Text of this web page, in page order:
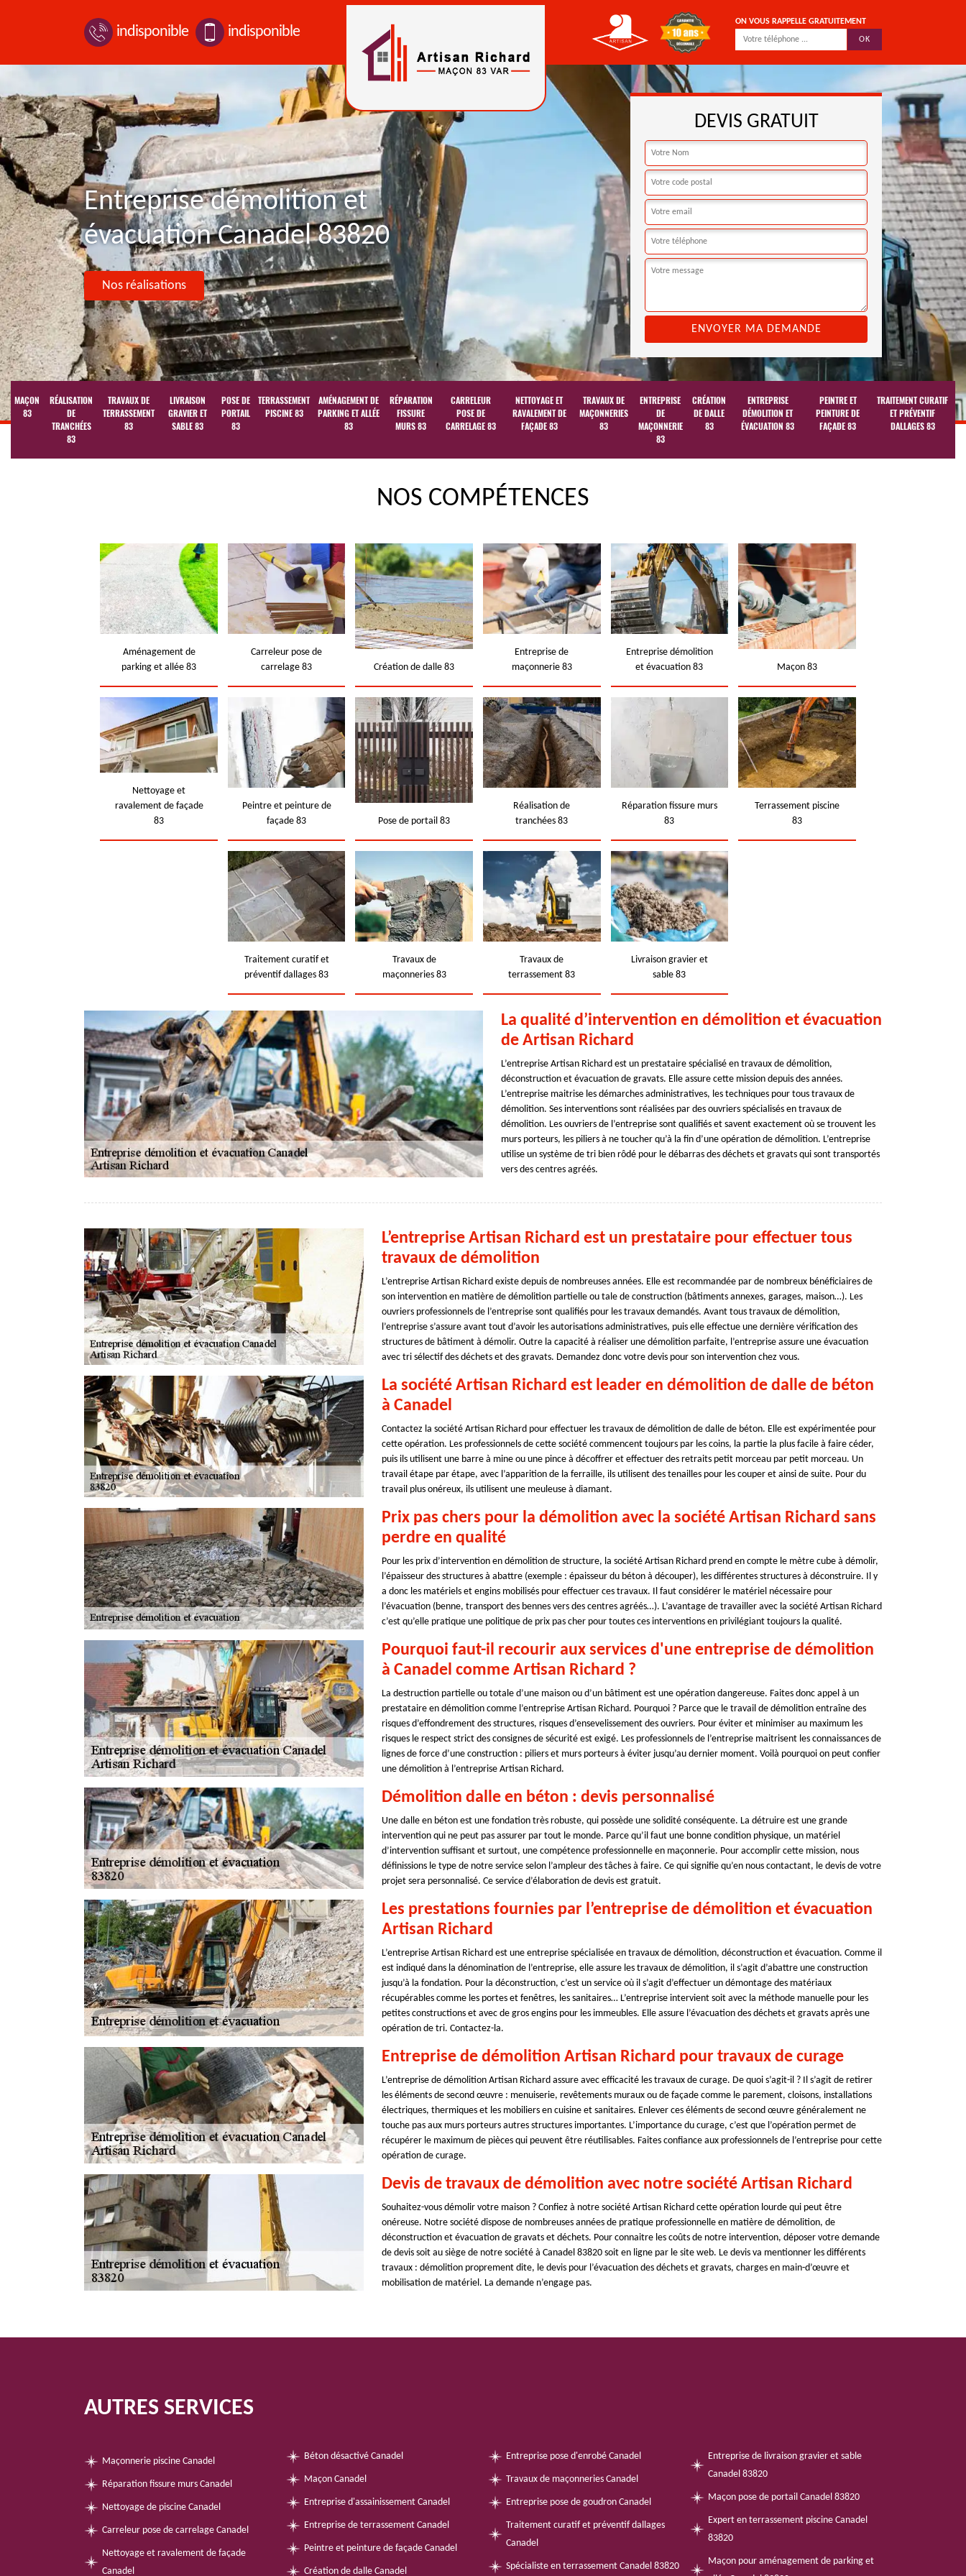
indisponible indisponible
ON VOUS RAPPELLE GRATUITEMENT
Entreprise démolition et
évacuation Canadel 83820
Nos réalisations
DEVIS GRATUIT
MAÇON
83
RÉALISATION
DE
TRANCHÉES
83
TRAVAUX DE
TERRASSEMENT
83
LIVRAISON
GRAVIER ET
SABLE 83
POSE DE
PORTAIL
83
TERRASSEMENT
PISCINE 83
AMÉNAGEMENT DE
PARKING ET ALLÉE
83
RÉPARATION
FISSURE
MURS 83
CARRELEUR
POSE DE
CARRELAGE 83
NETTOYAGE ET
RAVALEMENT DE
FAÇADE 83
TRAVAUX DE
MAÇONNERIES
83
ENTREPRISE
DE
MAÇONNERIE
83
CRÉATION
DE DALLE
83
ENTREPRISE
DÉMOLITION ET
ÉVACUATION 83
PEINTRE ET
PEINTURE DE
FAÇADE 83
TRAITEMENT CURATIF
ET PRÉVENTIF
DALLAGES 83
NOS COMPÉTENCES
Aménagement de
parking et allée 83
Carreleur pose de
carrelage 83
Création de dalle 83
Entreprise de
maçonnerie 83
Entreprise démolition
et évacuation 83
Maçon 83
Nettoyage et
ravalement de façade
83
Peintre et peinture de
façade 83
Pose de portail 83
Réalisation de
tranchées 83
Réparation fissure murs
83
Terrassement piscine
83
Traitement curatif et
préventif dallages 83
Travaux de
maçonneries 83
Travaux de
terrassement 83
Livraison gravier et
sable 83
La qualité d’intervention en démolition et évacuation
de Artisan Richard
L’entreprise Artisan Richard est un prestataire spécialisé en travaux de démolition,
déconstruction et évacuation de gravats. Elle assure cette mission depuis des années.
L’entreprise maitrise les démarches administratives, les techniques pour tous travaux de
démolition. Ses interventions sont réalisées par des ouvriers spécialisés en travaux de
démolition. Les ouvriers de l’entreprise sont qualifiés et savent exactement où se trouvent les
murs porteurs, les piliers à ne toucher qu’à la fin d’une opération de démolition. L’entreprise
utilise un système de tri bien rôdé pour le débarras des déchets et gravats qui sont transportés
vers des centres agréés.
L’entreprise Artisan Richard est un prestataire pour effectuer tous
travaux de démolition
L’entreprise Artisan Richard existe depuis de nombreuses années. Elle est recommandée par de nombreux bénéficiaires de
son intervention en matière de démolition partielle ou tale de construction (bâtiments annexes, garages, maison…). Les
ouvriers professionnels de l’entreprise sont qualifiés pour les travaux demandés. Avant tous travaux de démolition,
l’entreprise s’assure avant tout d’avoir les autorisations administratives, puis elle effectue une dernière vérification des
structures de bâtiment à démolir. Outre la capacité à réaliser une démolition parfaite, l’entreprise assure une évacuation
avec tri sélectif des déchets et des gravats. Demandez donc votre devis pour son intervention chez vous.
La société Artisan Richard est leader en démolition de dalle de béton
à Canadel
Contactez la société Artisan Richard pour effectuer les travaux de démolition de dalle de béton. Elle est expérimentée pour
cette opération. Les professionnels de cette société commencent toujours par les coins, la partie la plus facile à faire céder,
puis ils utilisent une barre à mine ou une pince à décoffrer et effectuer des retraits petit morceau par petit morceau. Un
travail étape par étape, avec l’apparition de la ferraille, ils utilisent des tenailles pour les couper et ainsi de suite. Pour du
travail plus onéreux, ils utilisent une meuleuse à diamant.
Prix pas chers pour la démolition avec la société Artisan Richard sans
perdre en qualité
Pour les prix d’intervention en démolition de structure, la société Artisan Richard prend en compte le mètre cube à démolir,
l’épaisseur des structures à abattre (exemple : épaisseur du béton à découper), les différentes structures à déconstruire. Il y
a donc les matériels et engins mobilisés pour effectuer ces travaux. Il faut considérer le matériel nécessaire pour
l’évacuation (benne, transport des bennes vers des centres agréés…). L’avantage de travailler avec la société Artisan Richard
c’est qu’elle pratique une politique de prix pas cher pour toutes ces interventions en privilégiant toujours la qualité.
Pourquoi faut-il recourir aux services d'une entreprise de démolition
à Canadel comme Artisan Richard ?
La destruction partielle ou totale d’une maison ou d’un bâtiment est une opération dangereuse. Faites donc appel à un
prestataire en démolition comme l’entreprise Artisan Richard. Pourquoi ? Parce que le travail de démolition entraîne des
risques d’effondrement des structures, risques d’ensevelissement des ouvriers. Pour éviter et minimiser au maximum les
risques le respect strict des consignes de sécurité est exigé. Les professionnels de l’entreprise maitrisent les connaissances de
lignes de force d’une construction : piliers et murs porteurs à éviter jusqu’au dernier moment. Voilà pourquoi on peut confier
une démolition à l’entreprise Artisan Richard.
Démolition dalle en béton : devis personnalisé
Une dalle en béton est une fondation très robuste, qui possède une solidité conséquente. La détruire est une grande
intervention qui ne peut pas assurer par tout le monde. Parce qu’il faut une bonne condition physique, un matériel
d’intervention suffisant et surtout, une compétence professionnelle en maçonnerie. Pour accomplir cette mission, nous
définissions le type de notre service selon l’ampleur des tâches à faire. Ce qui signifie qu’en nous contactant, le devis de votre
projet sera personnalisé. Ce service d’élaboration de devis est gratuit.
Les prestations fournies par l’entreprise de démolition et évacuation
Artisan Richard
L’entreprise Artisan Richard est une entreprise spécialisée en travaux de démolition, déconstruction et évacuation. Comme il
est indiqué dans la dénomination de l’entreprise, elle assure les travaux de démolition, il s’agit d’abattre une construction
jusqu’à la fondation. Pour la déconstruction, c’est un service où il s’agit d’effectuer un démontage des matériaux
récupérables comme les portes et fenêtres, les sanitaires… L’entreprise intervient soit avec la méthode manuelle pour les
petites constructions et avec de gros engins pour les immeubles. Elle assure l’évacuation des déchets et gravats après une
opération de tri. Contactez-la.
Entreprise de démolition Artisan Richard pour travaux de curage
L’entreprise de démolition Artisan Richard assure avec efficacité les travaux de curage. De quoi s’agit-il ? Il s’agit de retirer
les éléments de second œuvre : menuiserie, revêtements muraux ou de façade comme le parement, cloisons, installations
électriques, thermiques et les mobiliers en cuisine et sanitaires. Enlever ces éléments de second œuvre généralement ne
touche pas aux murs porteurs autres structures importantes. L’importance du curage, c’est que l’opération permet de
récupérer le maximum de pièces qui peuvent être réutilisables. Faites confiance aux professionnels de l’entreprise pour cette
opération de curage.
Devis de travaux de démolition avec notre société Artisan Richard
Souhaitez-vous démolir votre maison ? Confiez à notre société Artisan Richard cette opération lourde qui peut être
onéreuse. Notre société dispose de nombreuses années de pratique professionnelle en matière de démolition, de
déconstruction et évacuation de gravats et déchets. Pour connaitre les coûts de notre intervention, déposer votre demande
de devis soit au siège de notre société à Canadel 83820 soit en ligne par le site web. Le devis va mentionner les différents
travaux : démolition proprement dite, le devis pour l’évacuation des déchets et gravats, charges en main-d’œuvre et
mobilisation de matériel. La demande n’engage pas.
AUTRES SERVICES
Maçonnerie piscine Canadel
Réparation fissure murs Canadel
Nettoyage de piscine Canadel
Carreleur pose de carrelage Canadel
Nettoyage et ravalement de façade
Canadel
Béton désactivé Canadel
Maçon Canadel
Entreprise d'assainissement Canadel
Entreprise de terrassement Canadel
Peintre et peinture de façade Canadel
Création de dalle Canadel
Entreprise pose d'enrobé Canadel
Travaux de maçonneries Canadel
Entreprise pose de goudron Canadel
Traitement curatif et préventif dallages
Canadel
Spécialiste en terrassement Canadel 83820
Entreprise de livraison gravier et sable
Canadel 83820
Maçon pose de portail Canadel 83820
Expert en terrassement piscine Canadel
83820
Maçon pour aménagement de parking et